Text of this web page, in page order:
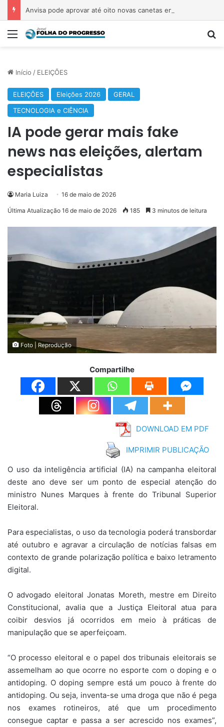
Menu
Início / ELEIÇÕES
ELEIÇÕES Eleições 2026
GERAL
TECNOLOGIA e CIÊNCIA
IA pode gerar mais fake
news nas eleições, alertam
especialistas
Maria Luiza 16 de maio de 2026
Última Atualização 16 de maio de 2026 185 3 minutos de leitura
Foto | Reprodução
Compartilhe
DOWNLOAD EM PDF
IMPRIMIR PUBLICAÇÃO
O uso da inteligência artificial (IA) na campanha eleitoral
deste ano deve ser um ponto de especial atenção do
ministro Nunes Marques à frente do Tribunal Superior
Eleitoral.
Para especialistas, o uso da tecnologia poderá transbordar
até outubro e agravar a circulação de notícias falsas em
contexto de grande polarização política e baixo letramento
digital.
O advogado eleitoral Jonatas Moreth, mestre em Direito
Constitucional, avalia que a Justiça Eleitoral atua para
coibir desvios já ocorridos em meio à práticas de
manipulação que se aperfeiçoam.
“O processo eleitoral e o papel dos tribunais eleitorais se
assemelham ao que ocorre no esporte com o doping e o
antidoping. O doping sempre está um pouco à frente do
antidoping. Ou seja, inventa-se uma droga que não é pega
nos exames rotineiros, até que um procedimento
consegue captar e passa a ser acrescido nos exames”,